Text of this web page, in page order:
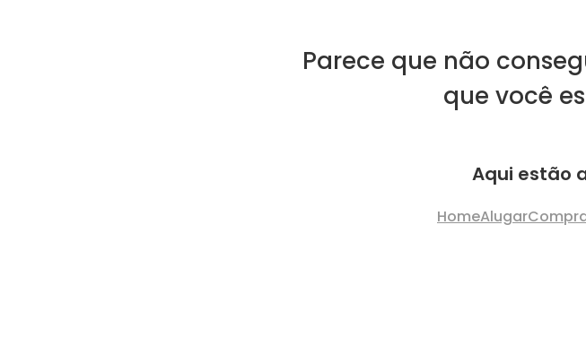
Parece que não
que você
Aqui estão
HomeAlugar